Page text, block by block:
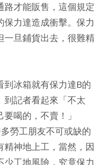
路才能販售，這個規定
力達造成衝擊。保力
一旦鋪貨出去，很難精
冰箱就有保力達B的
到記者看起來「不太
喝的，不賣！」
勞工朋友不可或缺的
神地上工，當然，因
工地風險，究竟保力